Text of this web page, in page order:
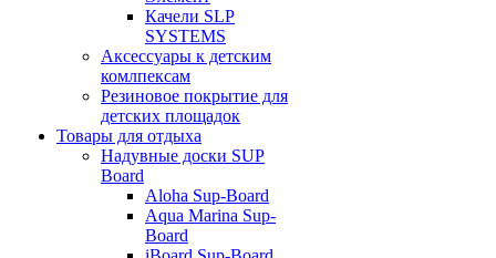
Качели SLP
SYSTEMS
Аксессуары к детским
комлпексам
Резиновое покрытие для
детских площадок
Товары для отдыха
Надувные доски SUP
Board
Aloha Sup-Board
Aqua Marina Sup-
Board